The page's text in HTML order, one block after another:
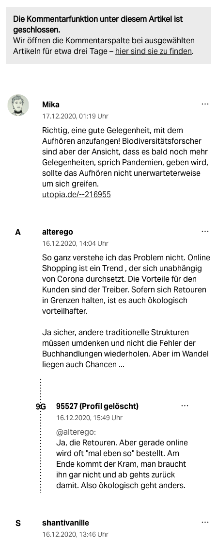
Die Kommentarfunktion unter diesem Artikel ist
geschlossen.
Wir öffnen die Kommentarspalte bei ausgewählten
Artikeln für etwa drei Tage – hier sind sie zu finden.
Mika
17.12.2020, 01:19 Uhr
Richtig, eine gute Gelegenheit, mit dem
Aufhören anzufangen! Biodiversitätsforscher
sind aber der Ansicht, dass es bald noch mehr
Gelegenheiten, sprich Pandemien, geben wird,
sollte das Aufhören nicht unerwarteterweise
um sich greifen.
utopia.de/--216955
A alterego
16.12.2020, 14:04 Uhr
So ganz verstehe ich das Problem nicht. Online
Shopping ist ein Trend , der sich unabhängig
von Corona durchsetzt. Die Vorteile für den
Kunden sind der Treiber. Sofern sich Retouren
in Grenzen halten, ist es auch ökologisch
vorteilhafter.
Ja sicher, andere traditionelle Strukturen
müssen umdenken und nicht die Fehler der
Buchhandlungen wiederholen. Aber im Wandel
liegen auch Chancen ...
9G 95527 (Profil gelöscht)
16.12.2020, 15:49 Uhr
@alterego:
Ja, die Retouren. Aber gerade online
wird oft "mal eben so" bestellt. Am
Ende kommt der Kram, man braucht
ihn gar nicht und ab gehts zurück
damit. Also ökologisch geht anders.
S shantivanille
16.12.2020, 13:46 Uhr